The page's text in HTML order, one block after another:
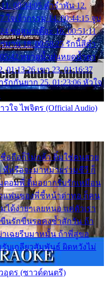
00:34:05 คำรำพัน 12.
ใจเจ้ากรรม 14. 00:44:15 จูบ
ขอสูมาเต๊อะ 16. 00:51:11
มาน 18. 00:58:25 รักนี้สีดำ
หยาดน้ำฝนหยดน้ำตา
01:13:26 เขา 23. 01:16:37
กกันยาก 25. 01:23:06 หัวใจ
วใจ ไพจิตร (Official Audio)
ชื่อถือก็ไม่กล้า ติ๋มใช่คนสวย
พี่หรือจะมาหมายร่วมชีวี ก็
ตอมพี่ ติ๋มอยากรับรักเหมือน
แฟนของพี่ชี้หน้าด่าทอ ก็คน
ด้ง่ายๆเลยหนอ แค่ตัวเรา
นรักขืนรอคงช้ำสักวัน ถ้า
าเฉยรีบมาหมั้น ถ้าพี่สู่ขอ
บเกลียวสัมพันธ์ ผิดหวังไม่
อุดร (ซาวด์ดนตรี)